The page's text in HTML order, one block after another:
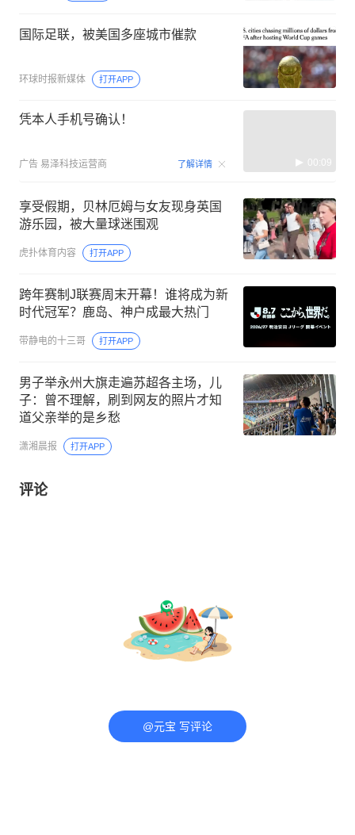
国际足联，被美国多座城市催款
环球时报新媒体 打开APP
凭本人手机号确认！
广告 易泽科技运营商 了解详情 00:09
享受假期，贝林厄姆与女友现身英国
游乐园，被大量球迷围观
虎扑体育内容 打开APP
跨年赛制J联赛周末开幕！谁将成为新
时代冠军？鹿岛、神户成最大热门
带静电的十三哥 打开APP
男子举永州大旗走遍苏超各主场，儿
子：曾不理解，刷到网友的照片才知
道父亲举的是乡愁
潇湘晨报 打开APP
评论
@元宝 写评论